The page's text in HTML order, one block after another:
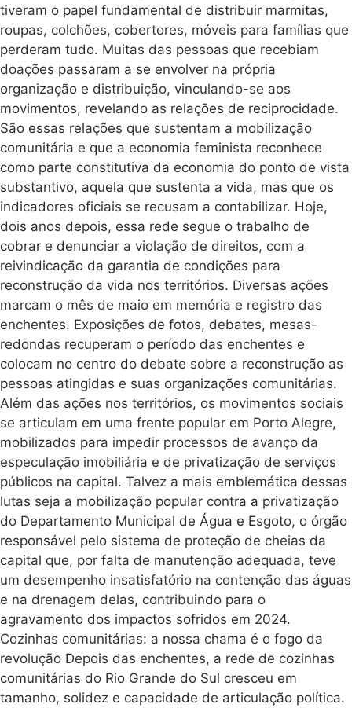
tiveram o papel fundamental de distribuir marmitas,
roupas, colchões, cobertores, móveis para famílias que
perderam tudo. Muitas das pessoas que recebiam
doações passaram a se envolver na própria
organização e distribuição, vinculando-se aos
movimentos, revelando as relações de reciprocidade.
São essas relações que sustentam a mobilização
comunitária e que a economia feminista reconhece
como parte constitutiva da economia do ponto de vista
substantivo, aquela que sustenta a vida, mas que os
indicadores oficiais se recusam a contabilizar. Hoje,
dois anos depois, essa rede segue o trabalho de
cobrar e denunciar a violação de direitos, com a
reivindicação da garantia de condições para
reconstrução da vida nos territórios. Diversas ações
marcam o mês de maio em memória e registro das
enchentes. Exposições de fotos, debates, mesas-
redondas recuperam o período das enchentes e
colocam no centro do debate sobre a reconstrução as
pessoas atingidas e suas organizações comunitárias.
Além das ações nos territórios, os movimentos sociais
se articulam em uma frente popular em Porto Alegre,
mobilizados para impedir processos de avanço da
especulação imobiliária e de privatização de serviços
públicos na capital. Talvez a mais emblemática dessas
lutas seja a mobilização popular contra a privatização
do Departamento Municipal de Água e Esgoto, o órgão
responsável pelo sistema de proteção de cheias da
capital que, por falta de manutenção adequada, teve
um desempenho insatisfatório na contenção das águas
e na drenagem delas, contribuindo para o
agravamento dos impactos sofridos em 2024.
Cozinhas comunitárias: a nossa chama é o fogo da
revolução Depois das enchentes, a rede de cozinhas
comunitárias do Rio Grande do Sul cresceu em
tamanho, solidez e capacidade de articulação política.